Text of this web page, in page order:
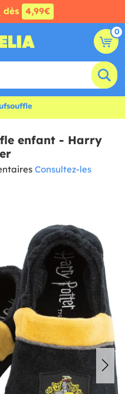
dès 4,99€
0
enfant - Harry
Consultez-les